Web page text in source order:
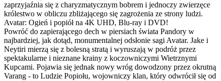
zaprzyjaźnia się z charyzmatycznym bobrem i jednoczy zwierzęce
królestwo w obliczu zbliżającego się zagrożenia ze strony ludzi.
Avatar: Ogień i popiół na 4K UHD, Blu-ray i DVD!
Powróć do zapierającego dech w piersiach świata Pandory w
najbardziej, jak dotąd, monumentalnej odsłonie sagi Avatar. Jake i
Neytiri mierzą się z bolesną stratą i wyruszają w podróż przez
spektakularne i nieznane krainy z koczowniczymi Wietrznymi
Kupcami. Pojawia się jednak nowy wróg dowodzony przez okrutną
Varang - to Ludzie Popiołu, wojowniczy klan, który odwrócił się od